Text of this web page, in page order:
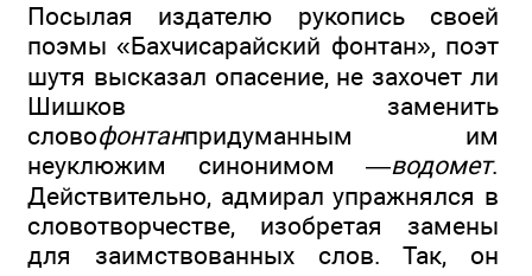
Посылая издателю рукопись своей
поэмы «Бахчисарайский фонтан», поэт
шутя высказал опасение, не захочет ли
Шишков заменить
словофонтанпридуманным им
неуклюжим синонимом —водомет.
Действительно, адмирал упражнялся в
словотворчестве, изобретая замены
для заимствованных слов. Так, он